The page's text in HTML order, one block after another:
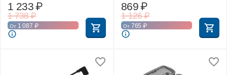
1 738 ₽
1 233₽
От 1 087 ₽
1 126 ₽
869₽
От 765 ₽